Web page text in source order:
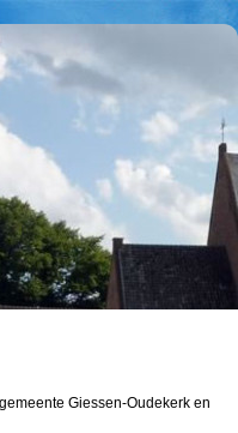
Giessen-Oudekerk en